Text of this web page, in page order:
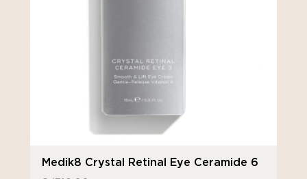
Medik8 Crystal Retinal Eye Ceramide 6